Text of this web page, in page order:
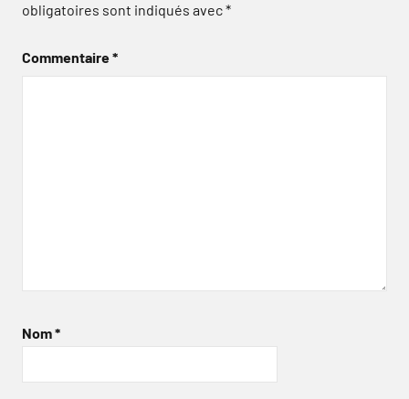
obligatoires sont indiqués avec*
Commentaire*
Nom*